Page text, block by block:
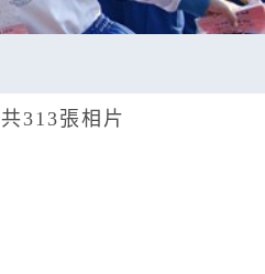
共313張相片